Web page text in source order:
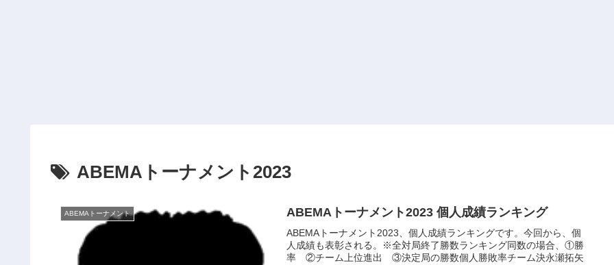
ABEMAトーナメント2023
ABEMAトーナメント ABEMAトーナメント2023 個人成績ランキング
ABEMAトーナメント2023、個人成績ランキングです。今回から、個
人成績も表彰される。※全対局終了勝数ランキング同数の場合、①勝
率 ②チーム上位進出 ③決定局の勝数個人勝敗率チーム決永瀬拓矢